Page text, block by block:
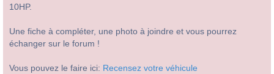
10HP.
Une fiche à compléter, une photo à joindre et vous pourrez
échanger sur le forum !
Vous pouvez le faire ici: Recensez votre véhicule